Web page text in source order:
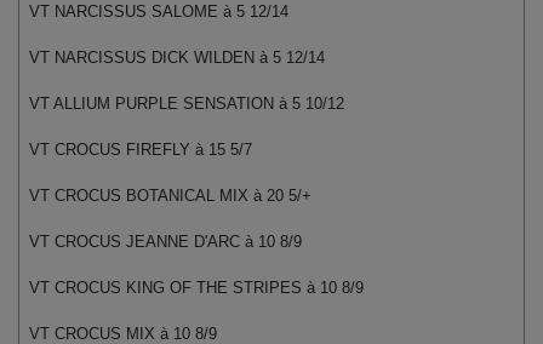
VT NARCISSUS SALOME à 5 12/14
VT NARCISSUS DICK WILDEN à 5 12/14
VT ALLIUM PURPLE SENSATION à 5 10/12
VT CROCUS FIREFLY à 15 5/7
VT CROCUS BOTANICAL MIX à 20 5/+
VT CROCUS JEANNE D'ARC à 10 8/9
VT CROCUS KING OF THE STRIPES à 10 8/9
VT CROCUS MIX à 10 8/9